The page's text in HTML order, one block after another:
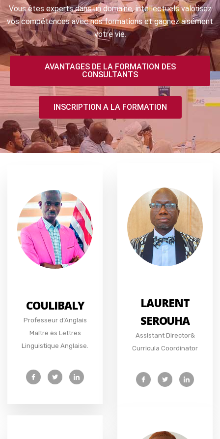
Vous êtes experts dans un domaine, intellectuels valorisez
vos compétences avec nos formations et gagnez aisément
votre vie.
AVANTAGES DE LA FORMATION DES
CONSULTANTS
INSCRIPTION A LA FORMATION
COULIBALY
Professeur d’Anglais
Maître ès Lettres
Linguistique Anglaise.
LAURENT
SEROUHA
Assistant Director&
Curricula Coordinator